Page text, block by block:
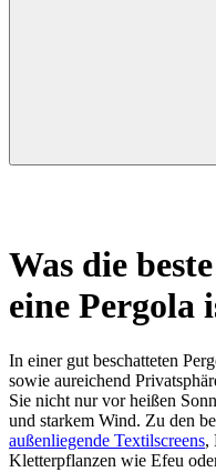
Was die
eine Pergola
In einer gut beschatteten
sowie aureichend
Sie nicht nur vor heißen
und starkem Wind. Zu den
außenliegende Textilscreens,
Kletterpflanzen wie Efeu